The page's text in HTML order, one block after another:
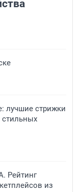
лучшие стрижки
Рейтинг
из